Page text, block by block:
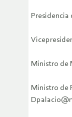
Presidencia
Ministro de
Ministro de